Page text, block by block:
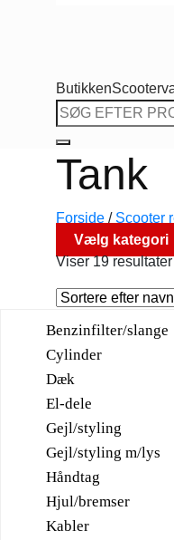
Butikken
Søg
efter:
Tank
Forside / Scooter
Vælg kategori
Viser 19 resultater
Benzinfilter/slange
Cylinder
Dæk
El-dele
Gejl/styling
Gejl/styling m/lys
Håndtag
Hjul/bremser
Kabler